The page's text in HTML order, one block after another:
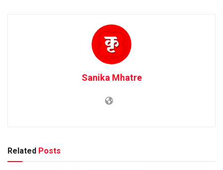
Sanika Mhatre
Related Posts